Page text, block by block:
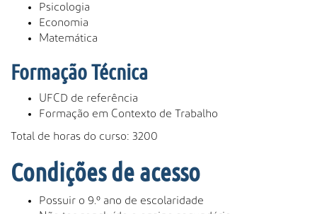
Psicologia
Economia
Matemática
Formação Técnica
UFCD de referência
Formação em Contexto de Trabalho
Total de horas do curso: 3200
Condições de acesso
Possuir o 9.º ano de escolaridade